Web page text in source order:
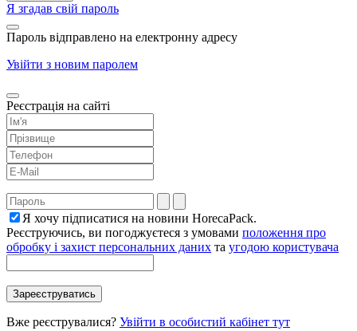
Я згадав свій пароль
Пароль відправлено на електронну адресу
Увійти з новим паролем
Реєстрація на сайті
Я хочу підписатися на новини HorecaPack.
Реєструючись, ви погоджуєтеся з умовами положення про
обробку і захист персональних даних та угодою користувача
Вже реєструвалися? Увійти в особистий кабінет тут